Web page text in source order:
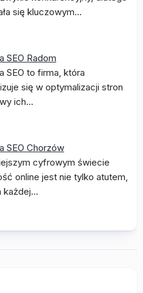
się kluczowym…
SEO Radom
SEO to firma, która
się w optymalizacji stron
ich…
SEO Chorzów
cyfrowym świecie
online jest nie tylko atutem,
każdej…